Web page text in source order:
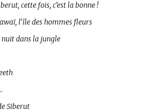
cette fois, c’est la bonne !
l’île des hommes fleurs
dans la jungle
Siberut